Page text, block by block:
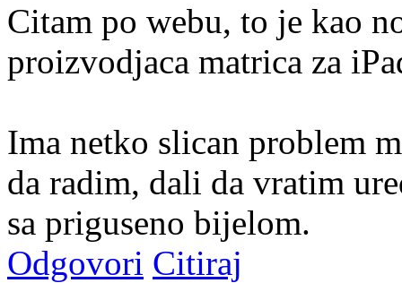
Citam po webu, to je kao
proizvodjaca matrica za
Ima netko slican problem
da radim, dali da vratim
sa priguseno bijelom.
Odgovori Citiraj